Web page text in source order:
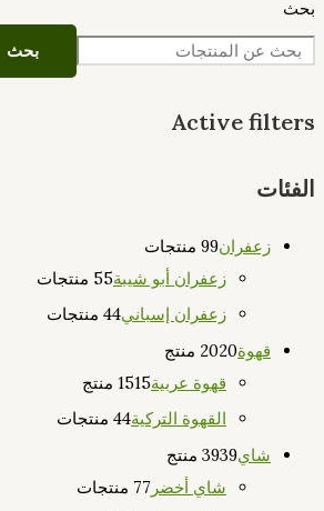
بحث
بحث
Active filters
الفئات
زعفران 99 منتجات
زعفران أبو شيبة 55 منتجات
زعفران إسباني 44 منتجات
قهوة
2020 منتج
قهوة عربية
1515 منتج
القهوة التركية 44 منتجات
شاي
3939 منتج
شاي أخضر
77 منتجات